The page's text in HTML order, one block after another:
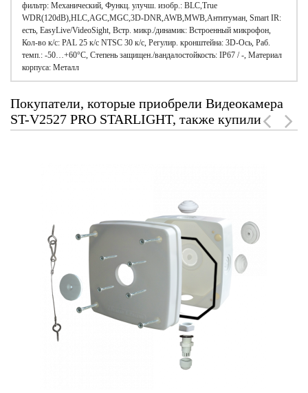
фильтр: Механический, Функц. улучш. изобр.: BLC,True
WDR(120dB),HLC,AGC,MGC,3D-DNR,AWB,MWB,Антитуман, Smart IR:
есть, EasyLive/VideoSight, Встр. микр./динамик: Встроенный микрофон,
Кол-во к/с: PAL 25 к/с NTSC 30 к/с, Регулир. кронштейна: 3D-Ось, Раб.
темп.: -50…+60°С, Степень защищен./вандалостойкость: IP67 / -, Материал
корпуса: Металл
Покупатели, которые приобрели Видеокамера
ST-V2527 PRO STARLIGHT, также купили